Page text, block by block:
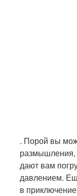
. Порой вы
размышления,
дают вам
давлением.
в